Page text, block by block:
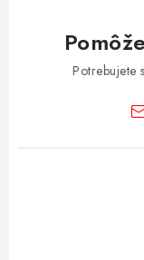
Potrebujete